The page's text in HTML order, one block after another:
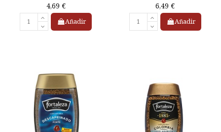
4,69 €
Añadir
6,49 €
Añadir